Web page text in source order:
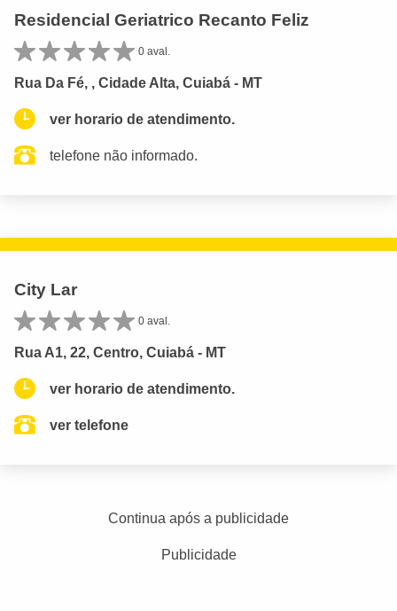
Residencial Geriatrico Recanto Feliz
0 aval.
Rua Da Fé, , Cidade Alta, Cuiabá - MT
ver horario de atendimento.
telefone não informado.
City Lar
0 aval.
Rua A1, 22, Centro, Cuiabá - MT
ver horario de atendimento.
ver telefone
Continua após a publicidade
Publicidade